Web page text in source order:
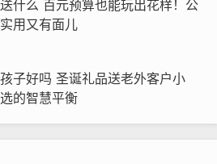
什么 百元预算也能玩出花样！公
用又有面儿
子好吗 圣诞礼品送老外客户小
的智慧平衡